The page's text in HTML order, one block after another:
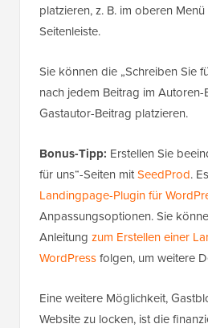
platzieren, z. B. im oberen
Seitenleiste.
Sie können die „Schreiben Sie
nach jedem Beitrag im
Gastautor-Beitrag platzieren.
Bonus-Tipp: Erstellen Sie
für uns“-Seiten mitSeedProd.
Landingpage-Plugin für
Anpassungsoptionen. Sie
Anleitung zum Erstellen einer
WordPressfolgen, um weitere
Eine weitere Möglichkeit,
Website zu locken, ist die